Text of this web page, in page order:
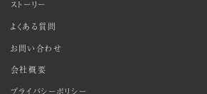
ストーリー
よくある質問
お問い合わせ
会社概要
プライバシーポリシー